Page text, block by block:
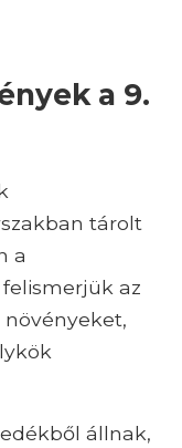
a 9.
tárolt
a
az
növényeket,
állnak,